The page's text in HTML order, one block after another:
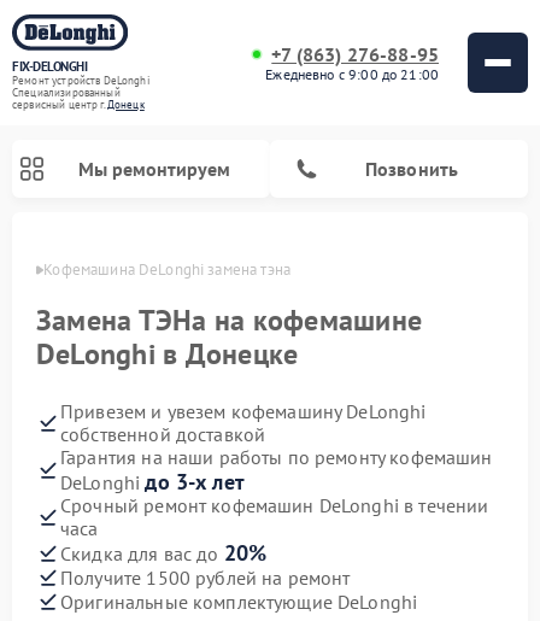
FIX-DELONGHI
Ремонт устройств DeLonghi
Специализированный
cервисный центр г.Донецк
+7 (863) 276-88-95
Ежедневно с 9:00 до 21:00
Мы ремонтируем Позвонить
Кофемашина DeLonghi замена тэна
Замена ТЭНа на кофемашине
DeLonghi в Донецке
Привезем и увезем кофемашину DeLonghi
собственной доставкой
Гарантия на наши работы по ремонту кофемашин
DeLonghiдо 3-х лет
Срочный ремонт кофемашин DeLonghi в течении
часа
Скидка для вас до 20%
Получите 1500 рублей на ремонт
Оригинальные комплектующие DeLonghi